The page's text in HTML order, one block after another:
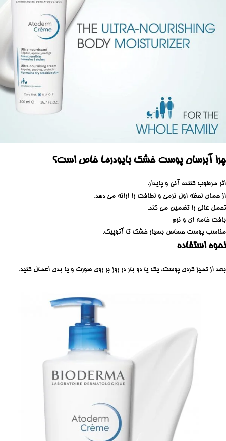
چرا آبرسان پوست خشک بایودرما خاص است؟
اثر مرطوب کننده آنی و پایدار.
از همان لحظه اول نرمی و لطافت را ارائه می دهد.
تحمل عالی را تضمین می کند.
بافت خامه ای و نرم
مناسب پوست حساس بسیار خشک تا آتوپیک.
نحوه استفاده
بعد از تمیز کردن پوست، یک یا دو بار در روز بر روی صورت و یا بدن اعمال کنید.